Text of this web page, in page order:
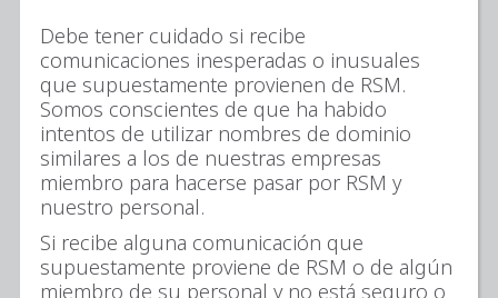
Debe tener cuidado si recibe
comunicaciones inesperadas o inusuales
que supuestamente provienen de RSM.
Somos conscientes de que ha habido
intentos de utilizar nombres de dominio
similares a los de nuestras empresas
miembro para hacerse pasar por RSM y
nuestro personal.
Si recibe alguna comunicación que
supuestamente proviene de RSM o de algún
miembro de su personal y no está seguro o